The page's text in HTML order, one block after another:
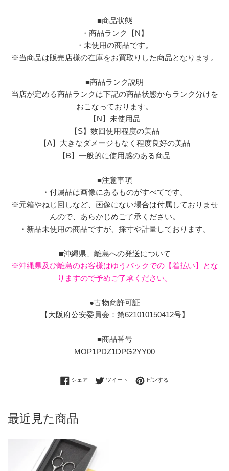
■商品状態
・商品ランク【N】
・未使用の商品です。
※当商品は販売店様の在庫をお買取りした商品となります。
■商品ランク説明
当店が定める商品ランクは下記の商品状態からランク分けを
おこなっております。
【N】未使用品
【S】数回使用程度の美品
【A】大きなダメージもなく程度良好の美品
【B】一般的に使用感のある商品
■注意事項
・付属品は画像にあるものがすべてです。
※元箱やねじ回しなど、画像にない場合は付属しておりませ
んので、あらかじめご了承ください。
・新品未使用の商品ですが、採寸や計量しております。
■沖縄県、離島への発送について
※沖縄県及び離島のお客様はゆうパックでの【着払い】とな
りますので予めご了承ください。
●古物商許可証
【大阪府公安委員会：第621010150412号】
■商品番号
MOP1PDZ1DPG2YY00
シェア Facebookでシェアする
ツイート Twitterに投稿する
ピンする
最近見た商品